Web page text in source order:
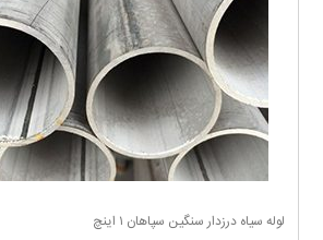
لوله سیاه درزدار سنگین سپاهان ۱ اینچ